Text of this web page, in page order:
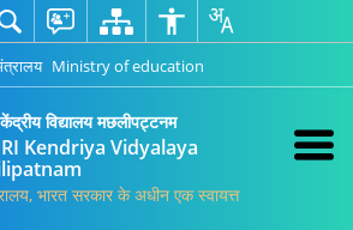
Ministry of education
विद्यालय मछलीपट्टनम
Kendriya Vidyalaya
भारत सरकार के अधीन एक स्वायत्त